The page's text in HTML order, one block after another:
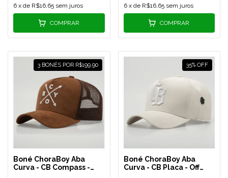
6 x de R$16,65 sem juros
COMPRAR
6 x de R$16,65 sem juros
COMPRAR
3 BONÉS POR R$199,90
Boné ChoraBoy Aba
Curva - CB Compass -
35% OFF
Boné ChoraBoy Aba
Curva - CB Placa - Off